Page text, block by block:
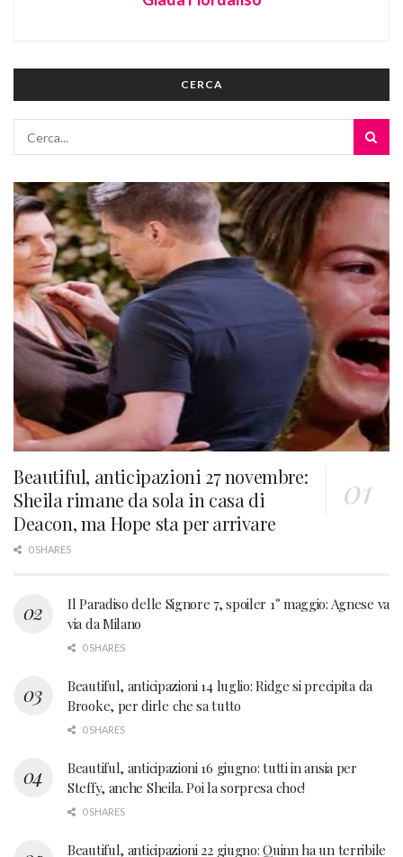
CERCA
Beautiful, anticipazioni 27 novembre:
Sheila rimane da sola in casa di
Deacon, ma Hope sta per arrivare
0 SHARES
Il Paradiso delle Signore 7, spoiler 1° maggio: Agnese va
via da Milano
0 SHARES
Beautiful, anticipazioni 14 luglio: Ridge si precipita da
Brooke, per dirle che sa tutto
0 SHARES
Beautiful, anticipazioni 16 giugno: tutti in ansia per
Steffy, anche Sheila. Poi la sorpresa choc!
0 SHARES
Beautiful, anticipazioni 22 giugno: Quinn ha un terribile